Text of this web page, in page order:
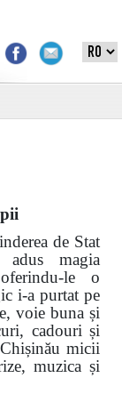
de Stat
magia
le o
i-a purtat pe
voie buna și
cadouri și
micii
muzica și